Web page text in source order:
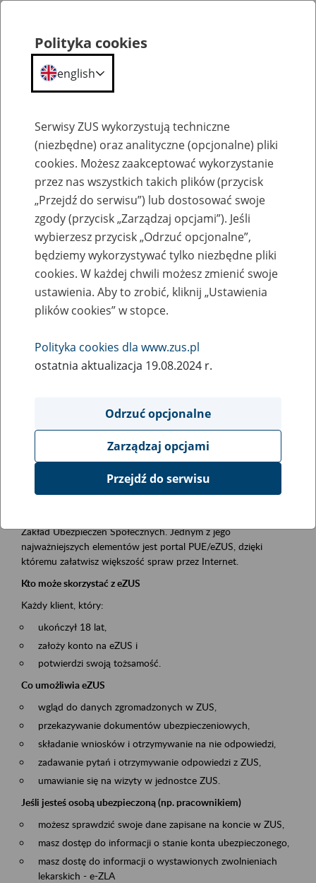
Szkolenia
Zaproś ZUS do siebie - zakładanie profili
eZUS w siedzibie Twojej firmy
Rodzaj wydarzenia
Szkolenia
obsługa klientów
Event description
Platforma Usług Elektronicznych ZUS eZUS
Zakład Ubezpieczeń Społecznych. Jednym z jego
najważniejszych elementów jest portal PUE/eZUS, dzięki
któremu załatwisz większość spraw przez Internet.
Kto może skorzystać z eZUS
Każdy klient, który:
ukończył 18 lat,
założy konto na eZUS i
potwierdzi swoją tożsamość.
Co umożliwia eZUS
wgląd do danych zgromadzonych w ZUS,
przekazywanie dokumentów ubezpieczeniowych,
składanie wniosków i otrzymywanie na nie odpowiedzi,
zadawanie pytań i otrzymywanie odpowiedzi z ZUS,
umawianie się na wizyty w jednostce ZUS.
Jeśli jesteś osobą ubezpieczoną (np. pracownikiem)
możesz sprawdzić swoje dane zapisane na koncie w ZUS,
masz dostęp do informacji o stanie konta ubezpieczonego,
masz dostę do informacji o wystawionych zwolnieniach
lekarskich - e-ZLA
Polityka cookies
english
Serwisy ZUS wykorzystują techniczne
(niezbędne) oraz analityczne (opcjonalne) pliki
cookies. Możesz zaakceptować wykorzystanie
przez nas wszystkich takich plików (przycisk
„Przejdź do serwisu”) lub dostosować swoje
zgody (przycisk „Zarządzaj opcjami”). Jeśli
wybierzesz przycisk „Odrzuć opcjonalne”,
będziemy wykorzystywać tylko niezbędne pliki
cookies. W każdej chwili możesz zmienić swoje
ustawienia. Aby to zrobić, kliknij „Ustawienia
plików cookies” w stopce.
Polityka cookies dla www.zus.pl
ostatnia aktualizacja 19.08.2024 r.
Odrzuć opcjonalne
Zarządzaj opcjami
Przejdź do serwisu